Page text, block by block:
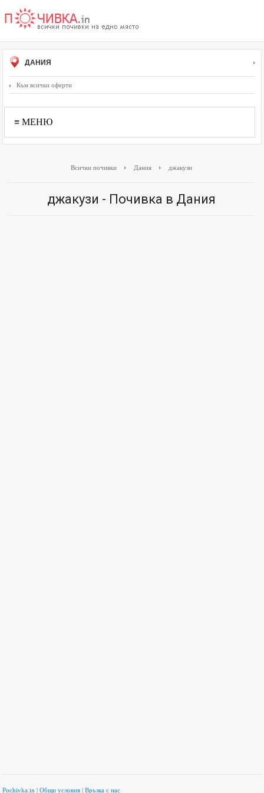
ДАНИЯ
Към всички оферти
≡ МЕНЮ
Всички почивки Дания джакузи
джакузи - Почивка в Дания
Pochivka.in |Общи условия |Връзка с нас